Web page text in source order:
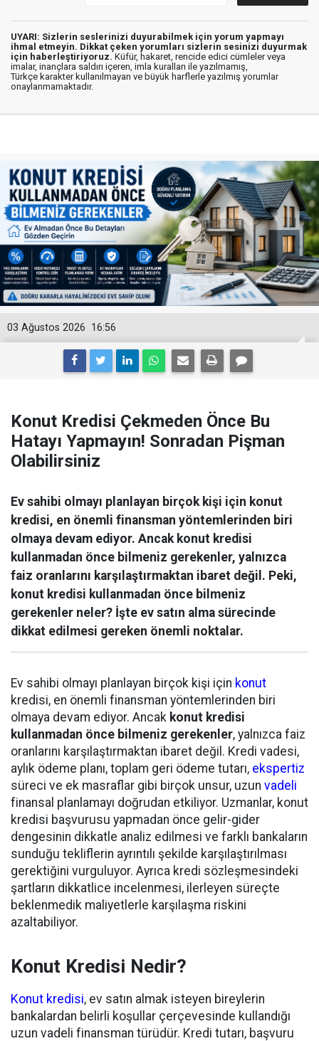
UYARI: Sizlerin seslerinizi duyurabilmek için yorum yapmayı
ihmal etmeyin. Dikkat çeken yorumları sizlerin sesinizi duyurmak
için haberleştiriyoruz. Küfür, hakaret, rencide edici cümleler veya
imalar, inançlara saldırı içeren, imla kuralları ile yazılmamış,
Türkçe karakter kullanılmayan ve büyük harflerle yazılmış yorumlar
onaylanmamaktadır.
16:56
03 Ağustos 2026
Konut Kredisi Çekmeden Önce Bu
Hatayı Yapmayın! Sonradan Pişman
Olabilirsiniz
Ev sahibi olmayı planlayan birçok kişi için konut
kredisi, en önemli finansman yöntemlerinden biri
olmaya devam ediyor. Ancak konut kredisi
kullanmadan önce bilmeniz gerekenler, yalnızca
faiz oranlarını karşılaştırmaktan ibaret değil. Peki,
konut kredisi kullanmadan önce bilmeniz
gerekenler neler? İşte ev satın alma sürecinde
dikkat edilmesi gereken önemli noktalar.
Ev sahibi olmayı planlayan birçok kişi için konut
kredisi, en önemli finansman yöntemlerinden biri
olmaya devam ediyor. Ancak konut kredisi
kullanmadan önce bilmeniz gerekenler, yalnızca faiz
oranlarını karşılaştırmaktan ibaret değil. Kredi vadesi,
aylık ödeme planı, toplam geri ödeme tutarı, ekspertiz
süreci ve ek masraflar gibi birçok unsur, uzun vadeli
finansal planlamayı doğrudan etkiliyor. Uzmanlar, konut
kredisi başvurusu yapmadan önce gelir-gider
dengesinin dikkatle analiz edilmesi ve farklı bankaların
sunduğu tekliflerin ayrıntılı şekilde karşılaştırılması
gerektiğini vurguluyor. Ayrıca kredi sözleşmesindeki
şartların dikkatlice incelenmesi, ilerleyen süreçte
beklenmedik maliyetlerle karşılaşma riskini
azaltabiliyor.
Konut Kredisi Nedir?
Konut kredisi, ev satın almak isteyen bireylerin
bankalardan belirli koşullar çerçevesinde kullandığı
uzun vadeli finansman türüdür. Kredi tutarı, başvuru